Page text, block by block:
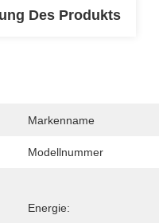
Des Produkts
Markenname
Modellnummer
Energie: